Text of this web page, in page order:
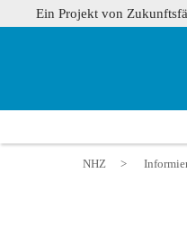
Ein Projekt von
NHZ >